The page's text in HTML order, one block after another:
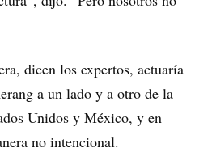
dicen los expertos, actuaría
a un lado y a otro de la
Unidos y México, y en
no intencional.